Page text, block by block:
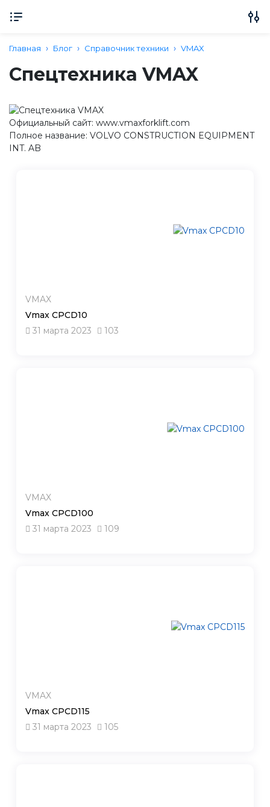
Главная Блог Справочник техники VMAX
Спецтехника VMAX
Официальный сайт: www.vmaxforklift.com
Полное название: VOLVO CONSTRUCTION EQUIPMENT
INT. AB
VMAX
Vmax CPCD10
31 марта 2023
103
VMAX
Vmax CPCD100
31 марта 2023
109
VMAX
Vmax CPCD115
31 марта 2023
105